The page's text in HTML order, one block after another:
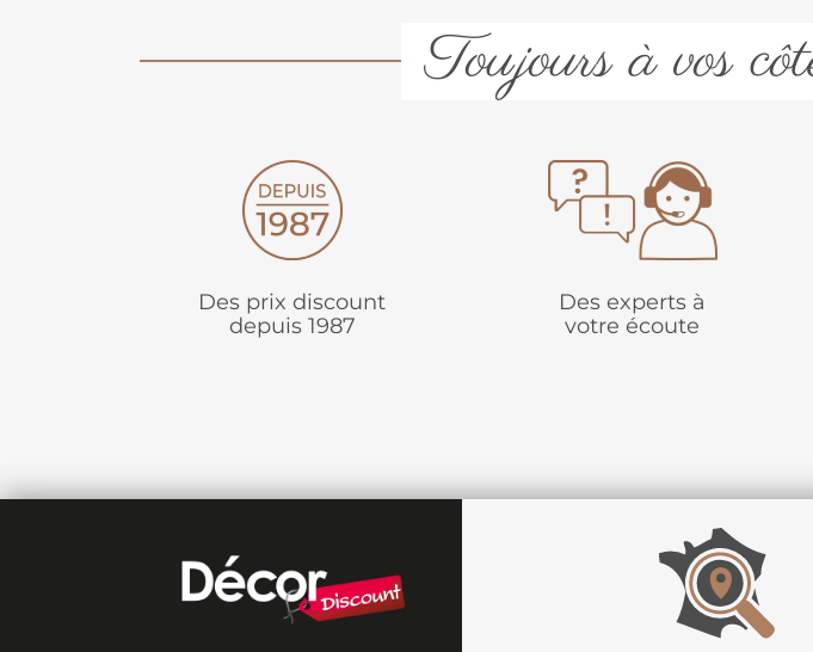
Toujours à vos
Des prix discount
depuis 1987
Des experts à
votre écoute